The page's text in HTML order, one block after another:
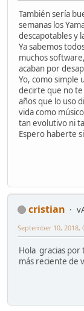
También sería
semanas los
descapotables y
Ya sabemos
muchos
acaban por
Yo, como simple
decirte que no te
años que lo uso
vida como
tan evolutivo ni
Espero haberte
cristian
September 10, 2018,
Hola gracias por
más reciente de